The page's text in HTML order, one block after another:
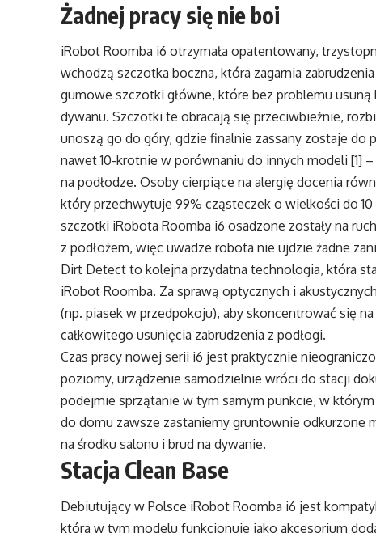
Żadnej pracy się nie boi
iRobot Roomba i6 otrzymała opatentowany,
wchodzą szczotka boczna, która zagarnia
gumowe szczotki główne, które bez problemu
dywanu. Szczotki te obracają się przeciwbieżnie,
unoszą go do góry, gdzie finalnie zassany zostaje do
nawet 10-krotnie w porównaniu do innych modeli [1]
na podłodze. Osoby cierpiące na alergię docenia
który przechwytuje 99% cząsteczek o wielkości do
szczotki iRobota Roomba i6 osadzone zostały na
z podłożem, więc uwadze robota nie ujdzie żadne
Dirt Detect to kolejna przydatna technologia, która
iRobot Roomba. Za sprawą optycznych i
(np. piasek w przedpokoju), aby skoncentrować się
całkowitego usunięcia zabrudzenia z podłogi.
Czas pracy nowej serii i6 jest praktycznie
poziomy, urządzenie samodzielnie wróci do stacji
podejmie sprzątanie w tym samym punkcie, w
do domu zawsze zastaniemy gruntownie odkurzone
na środku salonu i brud na dywanie.
Stacja Clean Base
Debiutujący w Polsce iRobot Roomba i6 jest
która w tym modelu funkcjonuje jako akcesorium